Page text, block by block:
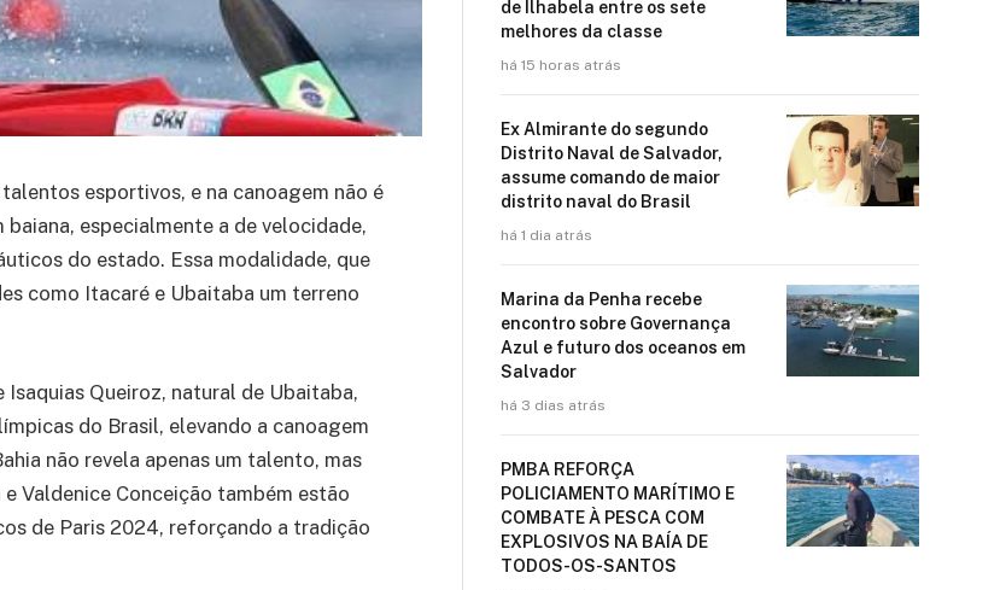
esportivos, e na canoagem não é
especialmente a de velocidade,
do estado. Essa modalidade, que
como Itacaré e Ubaitaba um terreno
Queiroz, natural de Ubaitaba,
do Brasil, elevando a canoagem
não revela apenas um talento, mas
Valdenice Conceição também estão
de Paris 2024, reforçando a tradição
de Ilhabela entre os sete
melhores da classe
há 15 horas atrás
Ex Almirante do segundo
Distrito Naval de Salvador,
assume comando de maior
distrito naval do Brasil
há 1 dia atrás
Marina da Penha recebe
encontro sobre Governança
Azul e futuro dos oceanos em
Salvador
há 3 dias atrás
PMBA REFORÇA
POLICIAMENTO MARÍTIMO E
COMBATE À PESCA COM
EXPLOSIVOS NA BAÍA DE
TODOS-OS-SANTOS